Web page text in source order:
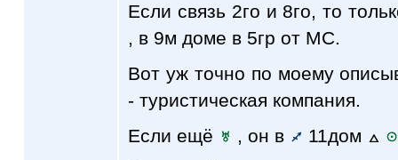
Если связь 2го и 8го, то
, в 9м доме в 5гр от МС.
Вот уж точно по моему
- туристическая компания.
Если ещё
, он в
11дом